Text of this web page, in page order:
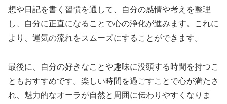
想や日記を書く習慣を通して、自分の感情や考えを整理
し、自分に正直になることで心の浄化が進みます。これに
より、運気の流れをスムーズにすることができます。
最後に、自分の好きなことや趣味に没頭する時間を持つこ
ともおすすめです。楽しい時間を過ごすことで心が満たさ
れ、魅力的なオーラが自然と周囲に伝わりやすくなりま